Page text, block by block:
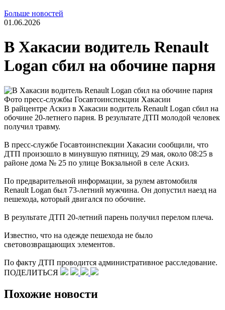
Больше новостей
01.06.2026
В Хакасии водитель Renault
Logan сбил на обочине парня
Фото пресс-службы Госавтоинспекции Хакасии
В райцентре Аскиз в Хакасии водитель Renault Logan сбил на
обочине 20-летнего парня. В результате ДТП молодой человек
получил травму.
В пресс-службе Госавтоинспекции Хакасии сообщили, что
ДТП произошло в минувшую пятницу, 29 мая, около 08:25 в
районе дома № 25 по улице Вокзальной в селе Аскиз.
По предварительной информации, за рулем автомобиля
Renault Logan был 73-летний мужчина. Он допустил наезд на
пешехода, который двигался по обочине.
В результате ДТП 20-летний парень получил перелом плеча.
Известно, что на одежде пешехода не было
световозвращающих элементов.
По факту ДТП проводится административное расследование.
ПОДЕЛИТЬСЯ
Похожие новости